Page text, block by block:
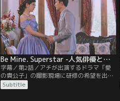
Be Mine. Superstar -人気俳優と犬系スタッフ君- 第02話／字幕
字幕／第2話／アチが出演するドラマ「愛
の貴公子」の撮影現場に研修の希望を出し
たパン。まだ結果が来ないパンを心配した
友人たちは、直接会社に電話をかけてみろ
Subtitle